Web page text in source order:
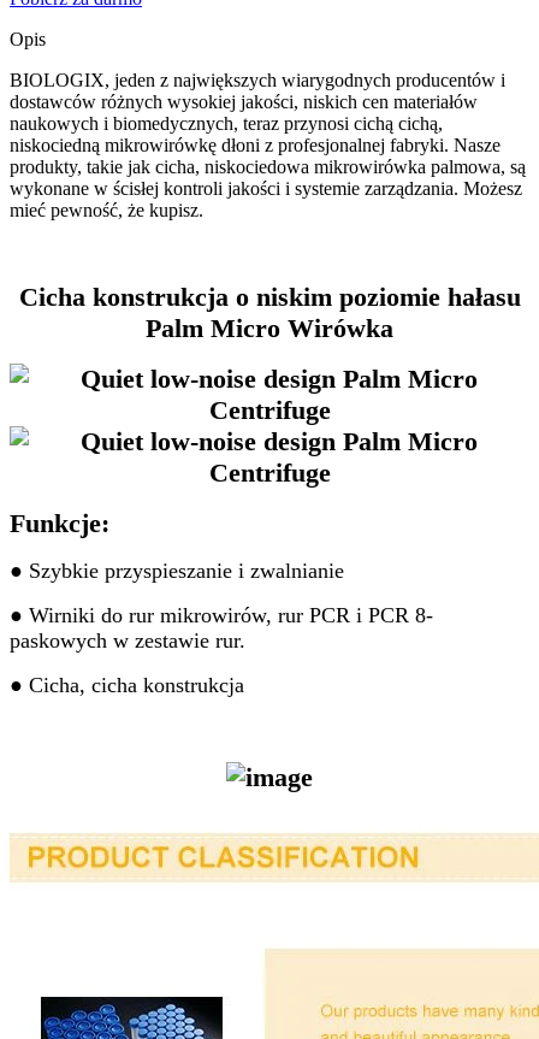
Opis
BIOLOGIX, jeden z największych wiarygodnych producentów i
dostawców różnych wysokiej jakości, niskich cen materiałów
naukowych i biomedycznych, teraz przynosi cichą cichą,
niskociedną mikrowirówkę dłoni z profesjonalnej fabryki. Nasze
produkty, takie jak cicha, niskociedowa mikrowirówka palmowa, są
wykonane w ścisłej kontroli jakości i systemie zarządzania. Możesz
mieć pewność, że kupisz.
Cicha konstrukcja o niskim poziomie hałasu
Palm Micro Wirówka
Funkcje:
● Szybkie przyspieszanie i zwalnianie
● Wirniki do rur mikrowirów, rur PCR i PCR 8-
paskowych w zestawie rur.
● Cicha, cicha konstrukcja